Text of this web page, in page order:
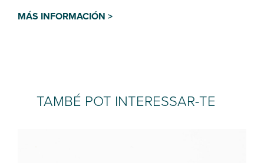
MÁS INFORMACIÓN >
TAMBÉ POT INTERESSAR-TE